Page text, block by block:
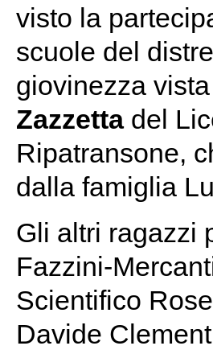
visto la
scuole del
giovinezza
Zazzettadel
Ripatransone,
dalla famiglia
Gli altri ragazzi
Fazzini-
Scientifico
Davide